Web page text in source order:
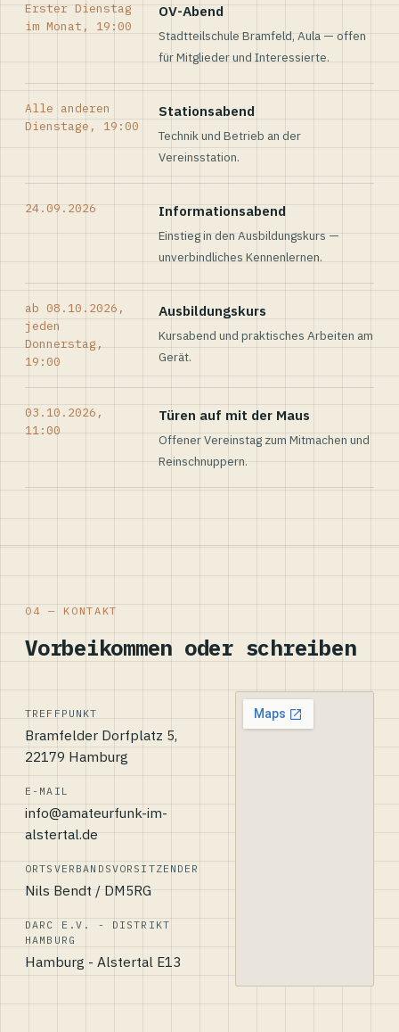
Erster Dienstag
im Monat, 19:00
OV-Abend
Stadtteilschule Bramfeld, Aula — offen
für Mitglieder und Interessierte.
Alle anderen
Dienstage, 19:00
Stationsabend
Technik und Betrieb an der
Vereinsstation.
24.09.2026 Informationsabend
Einstieg in den Ausbildungskurs —
unverbindliches Kennenlernen.
ab 08.10.2026,
jeden
Donnerstag,
19:00
Ausbildungskurs
Kursabend und praktisches Arbeiten am
Gerät.
03.10.2026,
11:00
Türen auf mit der Maus
Offener Vereinstag zum Mitmachen und
Reinschnuppern.
04 — KONTAKT
Vorbeikommen oder schreiben
TREFFPUNKT
Bramfelder Dorfplatz 5,
22179 Hamburg
E-MAIL
info@amateurfunk-im-
alstertal.de
ORTSVERBANDSVORSITZENDER
Nils Bendt / DM5RG
DARC E.V. - DISTRIKT
HAMBURG
Hamburg - Alstertal E13